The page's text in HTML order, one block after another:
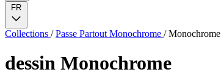
FR
Collections / Passe Partout Monochrome / Monochrome
dessin Monochrome